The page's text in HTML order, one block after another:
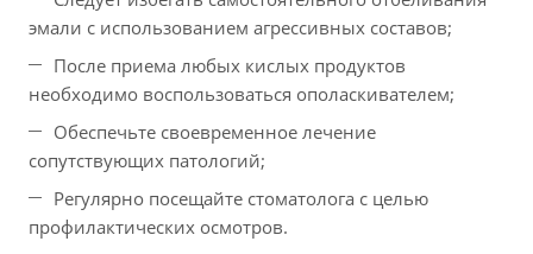
эмали с использованием агрессивных составов;
После приема любых кислых продуктов
необходимо воспользоваться ополаскивателем;
Обеспечьте своевременное лечение
сопутствующих патологий;
Регулярно посещайте стоматолога с целью
профилактических осмотров.